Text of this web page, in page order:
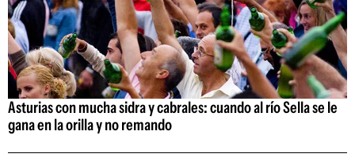
Asturias con mucha sidra y cabrales: cuando al río Sella se le
gana en la orilla y no remando